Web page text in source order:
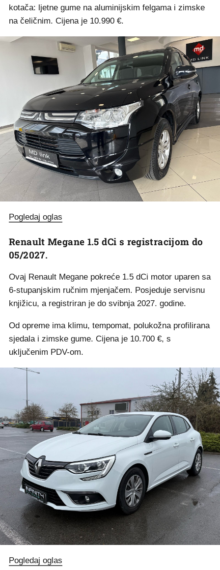
kotača: ljetne gume na aluminijskim felgama i zimske
na čeličnim. Cijena je 10.990 €.
Pogledaj oglas
Renault Megane 1.5 dCi s registracijom do
05/2027.
Ovaj Renault Megane pokreće 1.5 dCi motor uparen sa
6-stupanjskim ručnim mjenjačem. Posjeduje servisnu
knjižicu, a registriran je do svibnja 2027. godine.
Od opreme ima klimu, tempomat, polukožna profilirana
sjedala i zimske gume. Cijena je 10.700 €, s
uključenim PDV-om.
Pogledaj oglas